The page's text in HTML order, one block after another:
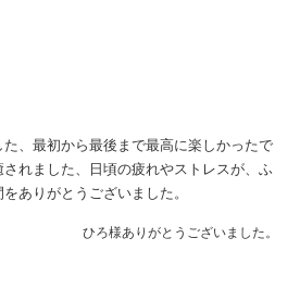
、最初から最後まで最高に楽しかったで
れました、日頃の疲れやストレスが、ふ
ありがとうございました。
ひろ様ありがとうございました。